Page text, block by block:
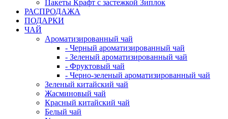
Пакеты Крафт с застежкой Зиплок
РАСПРОДАЖА
ПОДАРКИ
ЧАЙ
Ароматизированный чай
- Черный ароматизированный чай
- Зеленый ароматизированный чай
- Фруктовый чай
- Черно-зеленый ароматизированный чай
Зеленый китайский чай
Жасминовый чай
Красный китайский чай
Белый чай